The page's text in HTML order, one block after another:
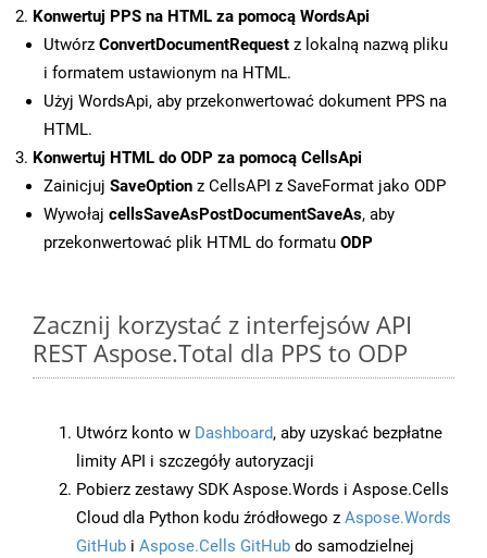
Konwertuj PPS na HTML za pomocą WordsApi
Utwórz ConvertDocumentRequest z lokalną nazwą pliku
i formatem ustawionym na HTML.
Użyj WordsApi, aby przekonwertować dokument PPS na
HTML.
Konwertuj HTML do ODP za pomocą CellsApi
Zainicjuj SaveOption z CellsAPI z SaveFormat jako ODP
Wywołaj cellsSaveAsPostDocumentSaveAs, aby
przekonwertować plik HTML do formatu ODP
Zacznij korzystać z interfejsów API
REST Aspose.Total dla PPS to ODP
Utwórz konto w Dashboard, aby uzyskać bezpłatne
limity API i szczegóły autoryzacji
Pobierz zestawy SDK Aspose.Words i Aspose.Cells
Cloud dla Python kodu źródłowego z Aspose.Words
GitHub i Aspose.Cells GitHub do samodzielnej